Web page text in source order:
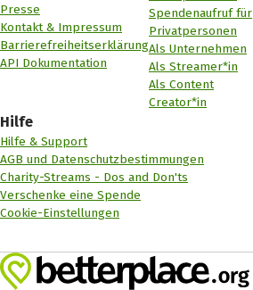
Presse
Kontakt & Impressum
Barrierefreiheitserklärung
API Dokumentation
Spendenaufruf für
Privatpersonen
Als Unternehmen
Als Streamer*in
Als Content
Creator*in
Hilfe
Hilfe & Support
AGB und Datenschutzbestimmungen
Charity-Streams - Dos and Don'ts
Verschenke eine Spende
Cookie-Einstellungen